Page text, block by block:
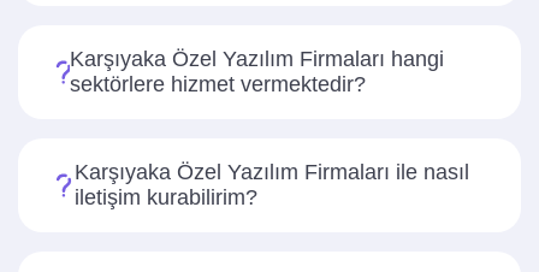
Karşıyaka Özel Yazılım Firmaları hangi
sektörlere hizmet vermektedir?
Karşıyaka Özel Yazılım Firmaları ile nasıl
iletişim kurabilirim?